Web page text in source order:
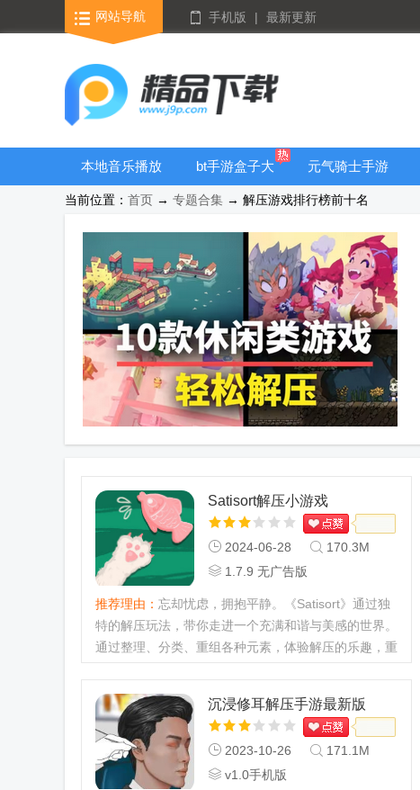
网站导航 手机版 | 最新更新
本地音乐播放
器
bt手游盒子大
元气骑士手游
大全
谷歌相机版本
大全
当前位置： 首页 → 专题合集 → 解压游戏排行榜前十名
Satisort解压小游戏
2024-06-28
170.3M
1.7.9 无广告版
推荐理由： 忘却忧虑，拥抱平静。《Satisort》通过独
特的解压玩法，带你走进一个充满和谐与美感的世界。
通过整理、分类、重组各种元素，体验解压的乐趣，重
沉浸修耳解压手游最新版
2023-10-26
171.1M
v1.0手机版